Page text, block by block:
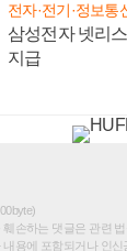
전자·전기·정보통
삼성전자 넷리
지급
손하는 댓글은 관련
용에 포함되거나 인